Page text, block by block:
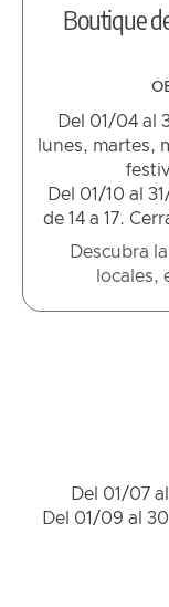
Boutique
Del 01/04 al
lunes, martes,
Del 01/10 al
de 14 a 17.
Descubra
locales,
Del 01/07
Del 01/09 al